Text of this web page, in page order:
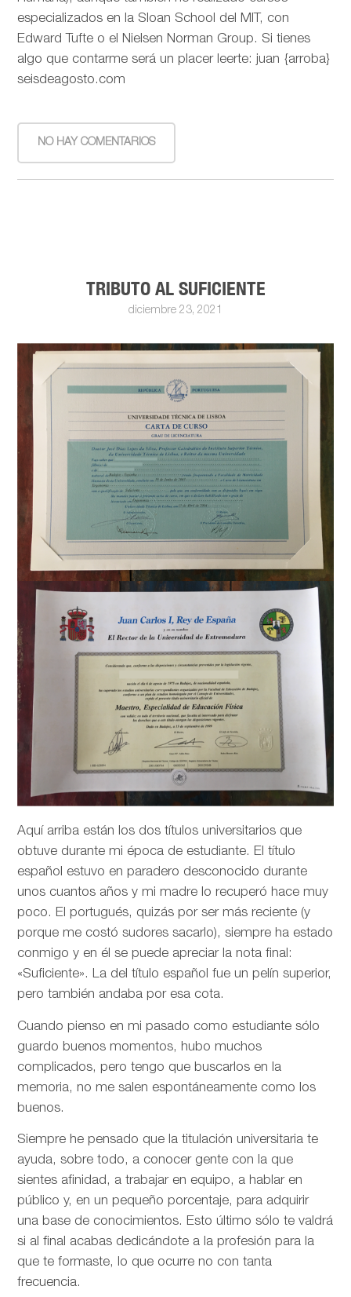
especializados en la Sloan School del MIT, con
Edward Tufte o el Nielsen Norman Group. Si tienes
algo que contarme será un placer leerte: juan {arroba}
seisdeagosto.com
NO HAY COMENTARIOS
TRIBUTO AL SUFICIENTE
diciembre 23, 2021
Aquí arriba están los dos títulos universitarios que
obtuve durante mi época de estudiante. El título
español estuvo en paradero desconocido durante
unos cuantos años y mi madre lo recuperó hace muy
poco. El portugués, quizás por ser más reciente (y
porque me costó sudores sacarlo), siempre ha estado
conmigo y en él se puede apreciar la nota final:
«Suficiente». La del título español fue un pelín superior,
pero también andaba por esa cota.
Cuando pienso en mi pasado como estudiante sólo
guardo buenos momentos, hubo muchos
complicados, pero tengo que buscarlos en la
memoria, no me salen espontáneamente como los
buenos.
Siempre he pensado que la titulación universitaria te
ayuda, sobre todo, a conocer gente con la que
sientes afinidad, a trabajar en equipo, a hablar en
público y, en un pequeño porcentaje, para adquirir
una base de conocimientos. Esto último sólo te valdrá
si al final acabas dedicándote a la profesión para la
que te formaste, lo que ocurre no con tanta
frecuencia.